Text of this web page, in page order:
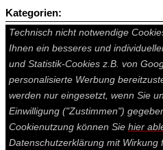
Auf dieser Seite werden technisch
Technisch nicht notwendige
Ihnen ein besseres und
und Statistik-Cookies z.B. von
personalisierte Werbung
werden nur eingesetzt, wenn Sie
Einwilligung ("Zustimmen")
Cookienutzung können Sie hier
Datenschutzerklärung mit Wirkung
Kategorien: